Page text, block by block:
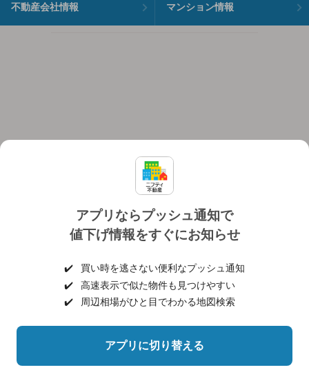
アプリならプッシュ通知で
値下げ情報をすぐにお知らせ
✔️
買い時を逃さない便利なプッシュ通知
✔️
高速表示で似た物件も見つけやすい
✔️
周辺相場がひと目でわかる地図検索
アプリに切り替える
不動産会社情報 マンション情報
個人情報保護ポリシー 利用規約
ヘルプ・お問い合わせ 採用情報
©NIFTY Lifestyle Co., Ltd.